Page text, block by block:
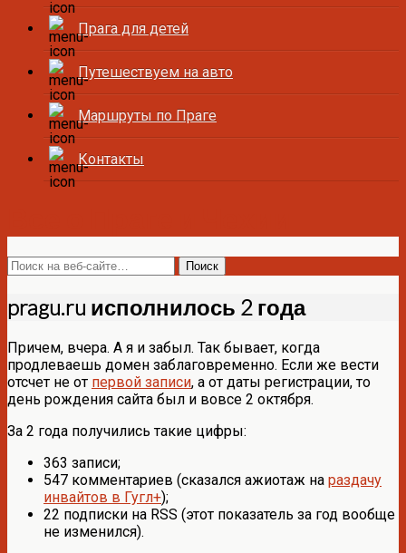
Прага для детей
Путешествуем на авто
Маршруты по Праге
Контакты
pragu.ru исполнилось 2 года
Причем, вчера. А я и забыл. Так бывает, когда
продлеваешь домен заблаговременно. Если же вести
отсчет не от первой записи, а от даты регистрации, то
день рождения сайта был и вовсе 2 октября.
За 2 года получились такие цифры:
363 записи;
547 комментариев (сказался ажиотаж на раздачу
инвайтов в Гугл+);
22 подписки на RSS (этот показатель за год вообще
не изменился).